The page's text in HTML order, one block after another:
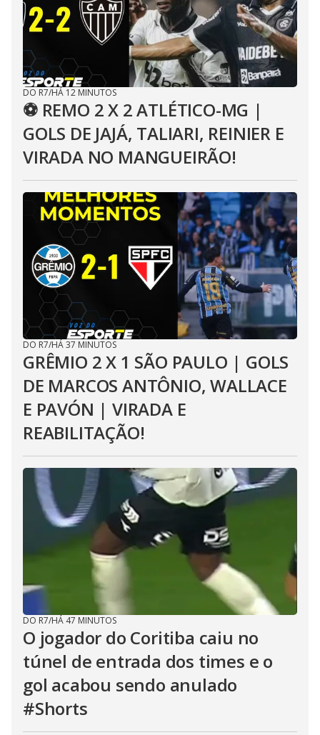
DO R7/HÁ 12 MINUTOS
⚽ REMO 2 X 2 ATLÉTICO-MG |
GOLS DE JAJÁ, TALIARI, REINIER E
VIRADA NO MANGUEIRÃO!
DO R7/HÁ 37 MINUTOS
GRÊMIO 2 X 1 SÃO PAULO | GOLS
DE MARCOS ANTÔNIO, WALLACE
E PAVÓN | VIRADA E
REABILITAÇÃO!
DO R7/HÁ 47 MINUTOS
O jogador do Coritiba caiu no
túnel de entrada dos times e o
gol acabou sendo anulado
#Shorts